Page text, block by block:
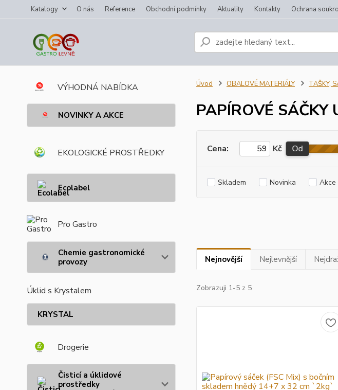
Katalogy O nás Reference Obchodní podmínky Aktuality Kontakty Ochrana
VÝHODNÁ NABÍDKA
NOVINKY A AKCE
EKOLOGICKÉ PROSTŘEDKY
Ecolabel
Pro Gastro
Chemie gastronomické
provozy
Úklid s Krystalem
KRYSTAL
Drogerie
Čisticí a úklidové
prostředky
Úvod OBALOVÉ MATERIÁLY TAŠKY,
PAPÍROVÉ SÁČKY
Cena: Kč Od
Skladem Novinka Akce
Nejnovější Nejlevnější
Zobrazuji 1-5 z 5